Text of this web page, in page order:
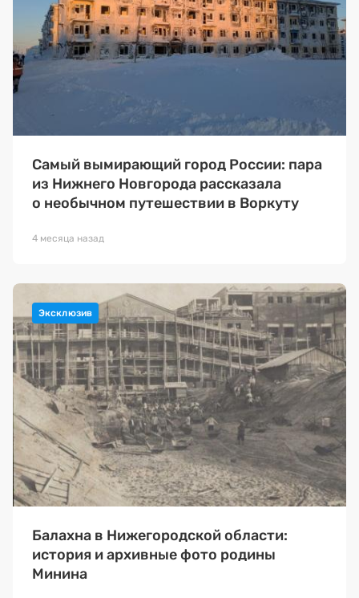
Самый вымирающий город России: пара
из Нижнего Новгорода рассказала
о необычном путешествии в Воркуту
4 месяца назад
Балахна в Нижегородской области:
история и архивные фото родины
Минина